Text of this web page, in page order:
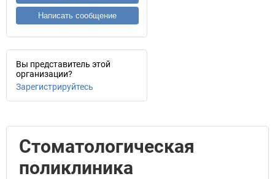
Написать сообщение
Вы представитель этой
организации?
Зарегистрируйтесь
Стоматологическая
поликлиника